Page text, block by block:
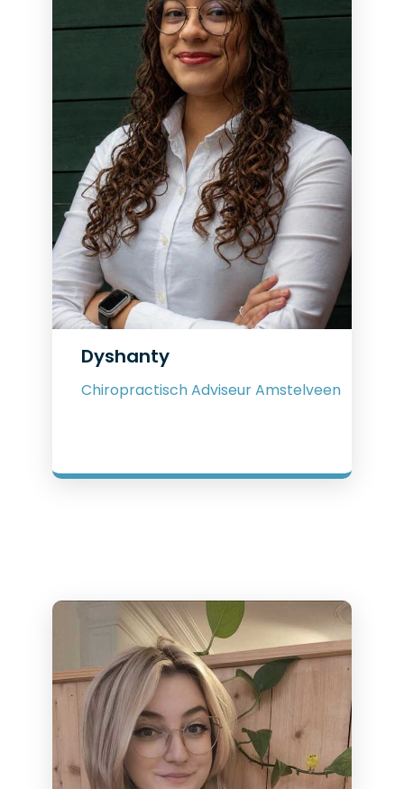
Dyshanty
Chiropractisch Adviseur Amstelveen